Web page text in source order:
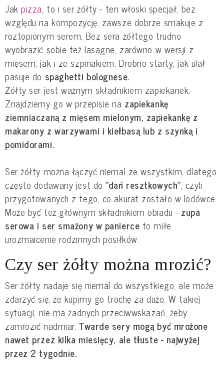
Jakpizza, to i ser żółty - ten włoski specjał, bez
względu na kompozycję, zawsze dobrze smakuje z
roztopionym serem. Bez sera żółtego trudno
wyobrazić sobie też lasagne, zarówno w wersji z
mięsem, jak i ze szpinakiem. Drobno starty, jak ulał
pasuje do spaghetti bolognese.
Żółty ser jest ważnym składnikiem zapiekanek.
Znajdziemy go w przepisie na zapiekankę
ziemniaczaną z mięsem mielonym, zapiekankę z
makarony z warzywami i kiełbasą lub z szynką i
pomidorami.
Ser żółty można łączyć niemal ze wszystkim, dlatego
często dodawany jest do "dań resztkowych", czyli
przygotowanych z tego, co akurat zostało w lodówce.
Może być też głównym składnikiem obiadu - zupa
serowa i ser smażony w panierce to miłe
urozmaicenie rodzinnych posiłków.
Czy ser żółty można mrozić?
Ser żółty nadaje się niemal do wszystkiego, ale może
zdarzyć się, że kupimy go trochę za dużo. W takiej
sytuacji, nie ma żadnych przeciwwskazań, żeby
zamrozić nadmiar. Twarde sery mogą być mrożone
nawet przez kilka miesięcy, ale tłuste - najwyżej
przez 2 tygodnie.